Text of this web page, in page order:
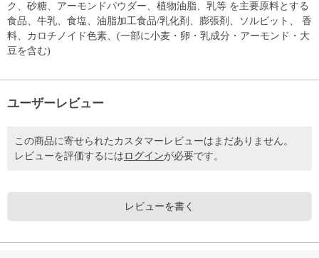
ク、砂糖、アーモンドパウダー、植物油脂、乳等 を主要原料とする
食品、牛乳、食塩、油脂加工食品/乳化剤、膨張剤、ソルビット、 香
料、カロチノイド色素、(一部に小麦・卵・乳成分・アーモンド・大
豆を含む)
ユーザーレビュー
この商品に寄せられたカスタマーレビューはまだありません。
レビューを評価するには ログインが必要です。
レビューを書く